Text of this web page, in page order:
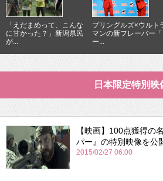
「えだまめって、こんな
に甘かった？」新潟県民
が...
プリングルズ×ウルト
マンの新フレーバー
ー...
日本限定特別映
【映画】100点獲得の
パー』の特別映像を公
2015/02/27 06:00